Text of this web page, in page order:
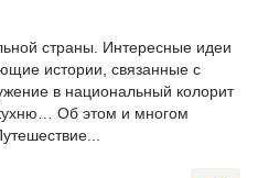
страны. Интересные идеи
истории, связанные с
в национальный колорит
Об этом и многом